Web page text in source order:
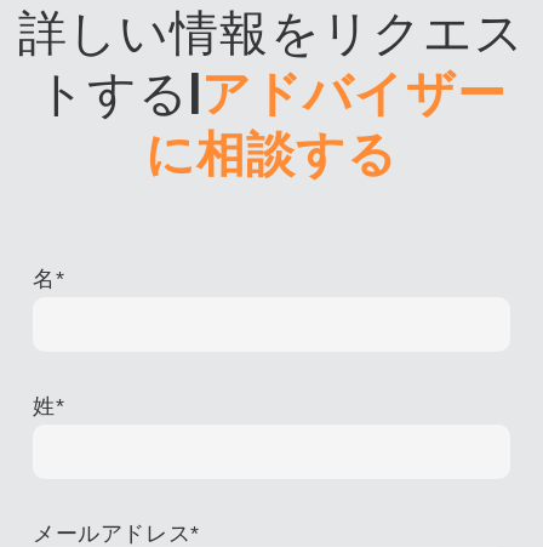
詳しい情報をリクエス
トする|アドバイザー
に相談する
名 *
姓*
メールアドレス*